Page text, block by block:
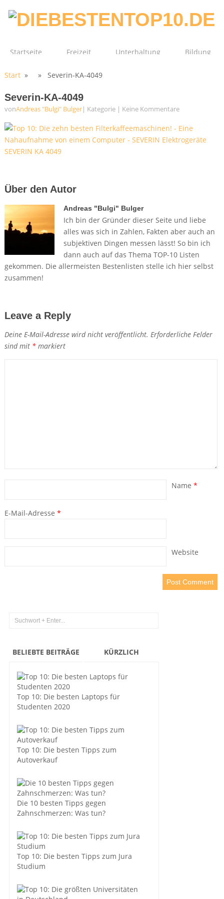
Startseite Freizeit Unterhaltung Bildung
Start» » Severin-KA-4049
Severin-KA-4049
vonAndreas "Bulgi" Bulger| Kategorie| Keine Kommentare
Über den Autor
Andreas "Bulgi" Bulger
Ich bin der Gründer dieser Seite und liebe
alles was sich in Zahlen, Fakten aber auch an
subjektiven Dingen messen lässt! So bin ich
dann auch auf das Thema TOP-10 Listen
gekommen. Die allermeisten Bestenlisten stelle ich hier selbst
zusammen!
Leave a Reply
Deine E-Mail-Adresse wird nicht veröffentlicht. Erforderliche Felder
sind mit *markiert
Name *
E-Mail-Adresse *
Website
BELIEBTE BEITRÄGE KÜRZLICH
Top 10: Die besten Laptops für
Studenten 2020
Top 10: Die besten Tipps zum
Autoverkauf
Die 10 besten Tipps gegen
Zahnschmerzen: Was tun?
Top 10: Die besten Tipps zum Jura
Studium